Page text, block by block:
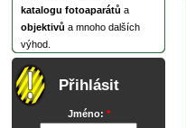
katalogu fotoaparátů a
objektivů a mnoho dalších
výhod.
Přihlásit
Jméno: *